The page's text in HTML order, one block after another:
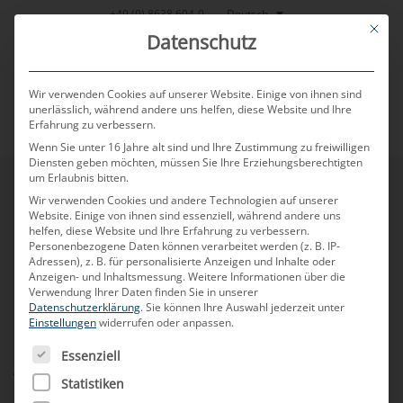
Zum
+49 (0) 8638 604-0 Deutsch
Allgemeine
Verkaufsbedingungen
MD ELEKTRONIK GmbH
Allgemeine Verkaufsbedingungen
This
Datenschutz
Wir verwenden Cookies auf unserer Website. Einige von ihnen sind
unerlässlich, während andere uns helfen, diese Website und Ihre
Erfahrung zu verbessern.
Wenn Sie unter 16 Jahre alt sind und Ihre Zustimmung zu freiwilligen
Diensten geben möchten, müssen Sie Ihre Erziehungsberechtigten
um Erlaubnis bitten.
Wir verwenden Cookies und andere Technologien auf unserer
Website. Einige von ihnen sind essenziell, während andere uns
helfen, diese Website und Ihre Erfahrung zu verbessern.
Personenbezogene Daten können verarbeitet werden (z. B. IP-
Adressen), z. B. für personalisierte Anzeigen und Inhalte oder
Anzeigen- und Inhaltsmessung.Weitere Informationen über die
Verwendung Ihrer Daten finden Sie in unserer
Datenschutzerklärung.Sie können Ihre Auswahl jederzeit unter
Einstellungenwiderrufen oder anpassen.
ES FOLGT EINE LISTE DER SERVICE-GRUPPEN, FÜR
Essenziell
Statistiken